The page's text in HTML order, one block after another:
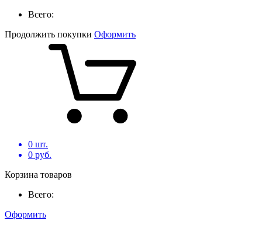
Всего:
Продолжить покупки Оформить
0 шт.
0 руб.
Корзина товаров
Всего:
Оформить